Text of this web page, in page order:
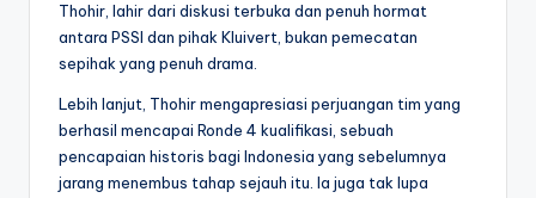
Thohir, lahir dari diskusi terbuka dan penuh hormat
antara PSSI dan pihak Kluivert, bukan pemecatan
sepihak yang penuh drama.
Lebih lanjut, Thohir mengapresiasi perjuangan tim yang
berhasil mencapai Ronde 4 kualifikasi, sebuah
pencapaian historis bagi Indonesia yang sebelumnya
jarang menembus tahap sejauh itu. Ia juga tak lupa